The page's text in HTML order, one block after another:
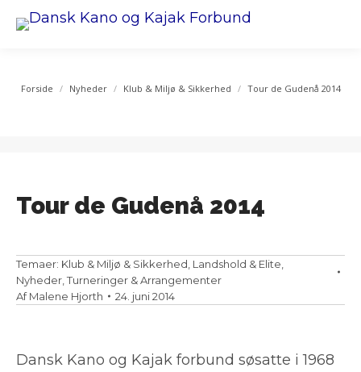
You are here:
Forside Nyheder Klub & Miljø & Sikkerhed Tour de Gudenå 2014
Tour de Gudenå 2014
Temaer: Klub & Miljø & Sikkerhed Landshold & Elite
Nyheder ,Turneringer & Arrangementer
AfMalene Hjorth 24. juni 2014
Dansk Kano og Kajak forbund søsatte i 1968